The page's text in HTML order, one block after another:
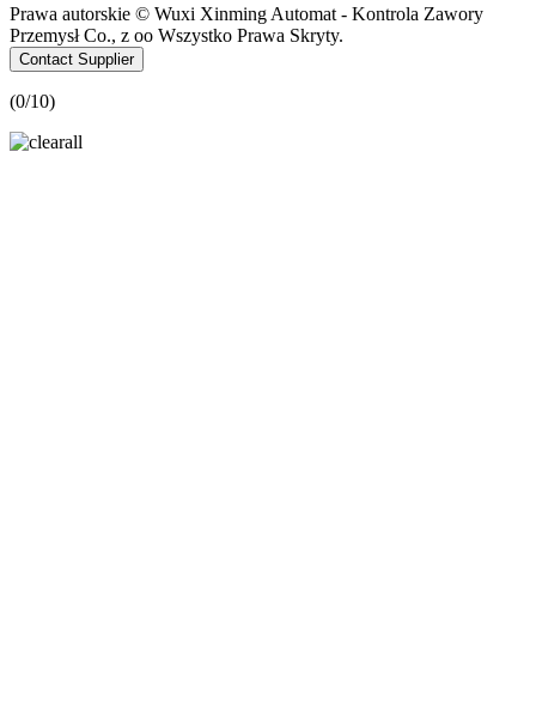
Prawa autorskie © Wuxi Xinming Automat - Kontrola Zawory
Przemysł Co., z oo Wszystko Prawa Skryty.
Contact Supplier
(0/10)